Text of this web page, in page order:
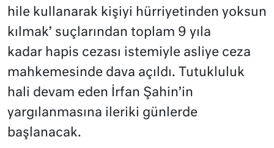
hile kullanarak kişiyi hürriyetinden yoksun
kılmak’ suçlarından toplam 9 yıla
kadar hapis cezası istemiyle asliye ceza
mahkemesinde dava açıldı. Tutukluluk
hali devam eden İrfan Şahin’in
yargılanmasına ileriki günlerde
başlanacak.